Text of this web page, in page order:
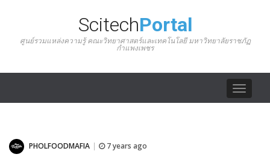
ScitechPortal
ศูนย์รวมแหล่งความรู้ คณะวิทยาศาสตร์และเทคโนโลยี มหาวิทยาลัยราชภัฏ
กำแพงเพชร
Toggle
PHOLFOODMAFIA 7 years ago